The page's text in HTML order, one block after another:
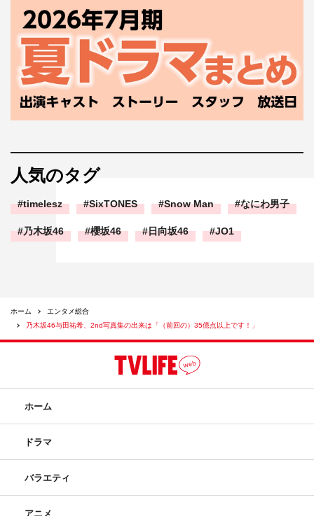
人気のタグ
timelesz SixTONES Snow Man なにわ男子
乃木坂46 櫻坂46 日向坂46 JO1
ホーム
エンタメ総合
乃木坂46与田祐希、2nd写真集の出来は「（前回の）35億点以上です！」
ホーム
ドラマ
バラエティ
アニメ